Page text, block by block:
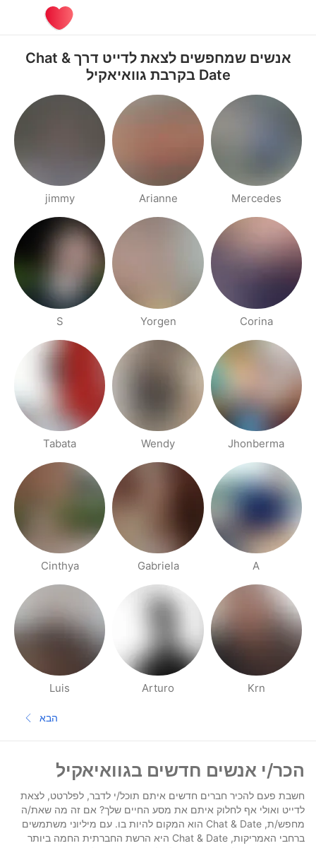
אנשים שמחפשים לצאת לדייט דרך Chat &
Date בקרבת גוואיאקיל
Mercedes
Arianne
jimmy
Corina
Yorgen
S
Jhonberma
Wendy
Tabata
A
Gabriela
Cinthya
Krn
Arturo
Luis
העמוד
הבא
הכר/י אנשים חדשים בגוואיאקיל
חשבת פעם להכיר חברים חדשים איתם תוכל/י לדבר, לפלרטט, לצאת
לדייט ואולי אף לחלוק איתם את מסע החיים שלך? אם זה מה שאת/ה
מחפש/ת, Chat & Date הוא המקום להיות בו. עם מיליוני משתמשים
ברחבי האמריקות, Chat & Date היא הרשת החברתית החמה ביותר